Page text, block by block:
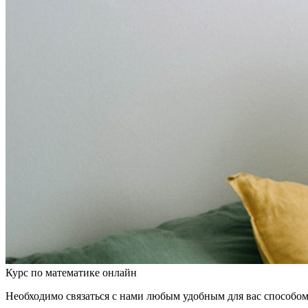
Курс по математике онлайн
Необходимо связаться с нами любым удобным для вас